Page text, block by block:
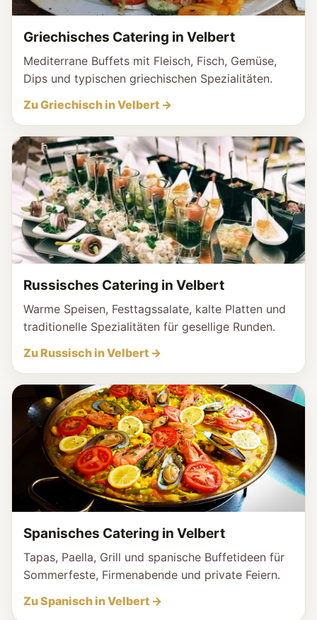
Griechisches Catering in Velbert
Mediterrane Buffets mit Fleisch, Fisch, Gemüse,
Dips und typischen griechischen Spezialitäten.
Zu Griechisch in Velbert →
Russisches Catering in Velbert
Warme Speisen, Festtagssalate, kalte Platten und
traditionelle Spezialitäten für gesellige Runden.
Zu Russisch in Velbert →
Spanisches Catering in Velbert
Tapas, Paella, Grill und spanische Buffetideen für
Sommerfeste, Firmenabende und private Feiern.
Zu Spanisch in Velbert →